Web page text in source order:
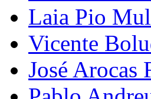
Laia Pio
Vicente
José Arocas